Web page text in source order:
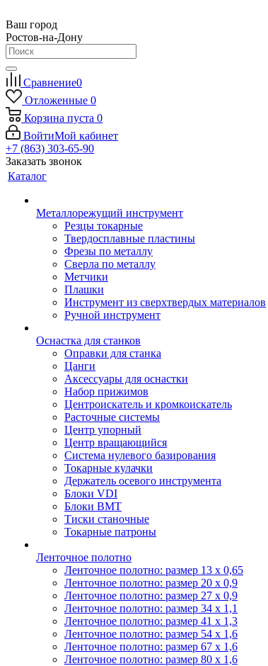
Ваш город
Ростов-на-Дону
Сравнение0
Отложенные 0
Корзина пуста 0
ВойтиМой кабинет
+7 (863) 303-65-90
Заказать звонок
Каталог
Металлорежущий инструмент
Резцы токарные
Твердосплавные пластины
Фрезы по металлу
Сверла по металлу
Метчики
Плашки
Инструмент из сверхтвердых материалов
Ручной инструмент
Оснастка для станков
Оправки для станка
Цанги
Аксессуары для оснастки
Набор прижимов
Центроискатель и кромкоискатель
Расточные системы
Центр упорный
Центр вращающийся
Система нулевого базирования
Токарные кулачки
Держатель осевого инструмента
Блоки VDI
Блоки BMT
Тиски станочные
Токарные патроны
Ленточное полотно
Ленточное полотно: размер 13 х 0,65
Ленточное полотно: размер 20 х 0,9
Ленточное полотно: размер 27 х 0,9
Ленточное полотно: размер 34 х 1,1
Ленточное полотно: размер 41 х 1,3
Ленточное полотно: размер 54 х 1,6
Ленточное полотно: размер 67 х 1,6
Ленточное полотно: размер 80 х 1,6